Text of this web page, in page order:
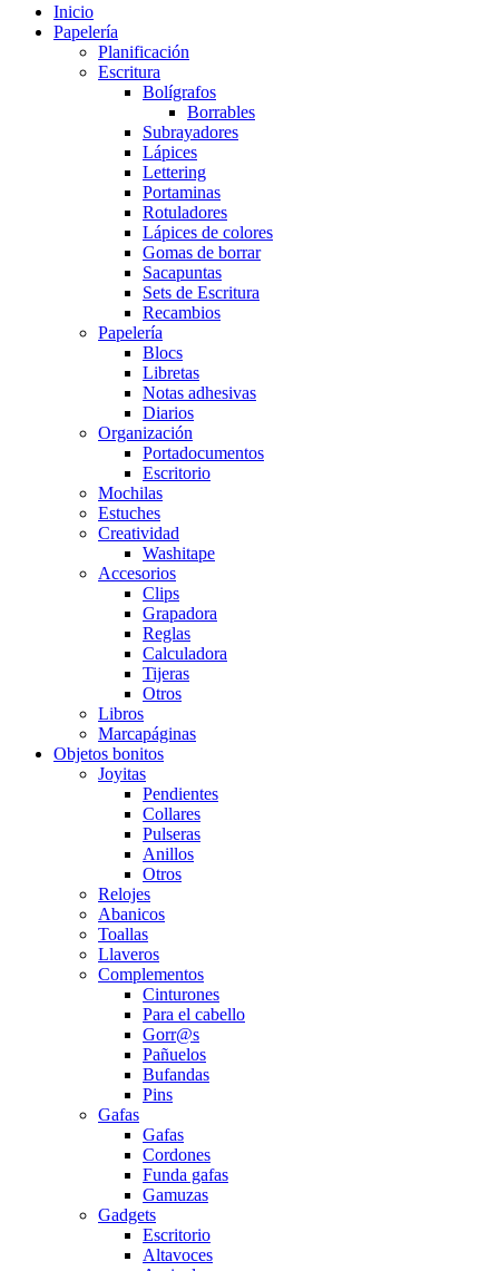
Inicio
Papelería
Planificación
Escritura
Bolígrafos
Borrables
Subrayadores
Lápices
Lettering
Portaminas
Rotuladores
Lápices de colores
Gomas de borrar
Sacapuntas
Sets de Escritura
Recambios
Papelería
Blocs
Libretas
Notas adhesivas
Diarios
Organización
Portadocumentos
Escritorio
Mochilas
Estuches
Creatividad
Washitape
Accesorios
Clips
Grapadora
Reglas
Calculadora
Tijeras
Otros
Libros
Marcapáginas
Objetos bonitos
Joyitas
Pendientes
Collares
Pulseras
Anillos
Otros
Relojes
Abanicos
Toallas
Llaveros
Complementos
Cinturones
Para el cabello
Gorr@s
Pañuelos
Bufandas
Pins
Gafas
Gafas
Cordones
Funda gafas
Gamuzas
Gadgets
Escritorio
Altavoces